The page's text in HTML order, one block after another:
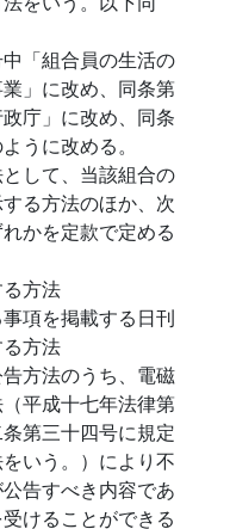
「組合員の生活の
」に改め、同条第
庁」に改め、同条
うに改める。
して、当該組合の
る方法のほか、次
かを定款で定める
方法
項を掲載する日刊
方法
方法のうち、電磁
平成十七年法律第
第三十四号に規定
いう。）により不
告すべき内容であ
けることができる